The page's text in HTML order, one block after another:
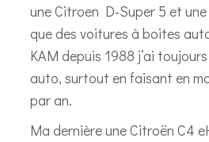
une Citroen D-Super 5 et
que des voitures à boites
KAM depuis 1988 j’ai
auto, surtout en faisant en
par an.
Ma dernière une Citroën C4